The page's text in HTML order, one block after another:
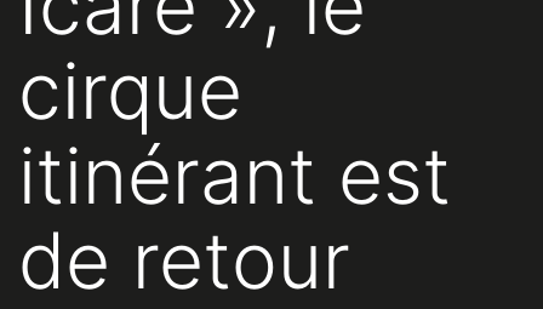
cirque
itinérant est
de retour